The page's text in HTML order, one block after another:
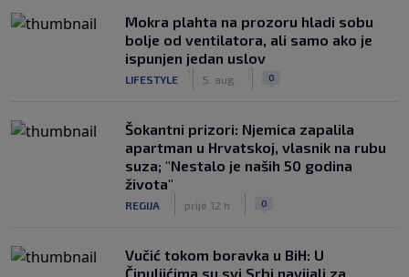
Mokra plahta na prozoru hladi sobu
bolje od ventilatora, ali samo ako je
ispunjen jedan uslov
LIFESTYLE 5. aug. 0
Šokantni prizori: Njemica zapalila
apartman u Hrvatskoj, vlasnik na rubu
suza; "Nestalo je naših 50 godina
života"
REGIJA prije 12 h 0
Vučić tokom boravka u BiH: U
Čipuljićima su svi Srbi navijali za